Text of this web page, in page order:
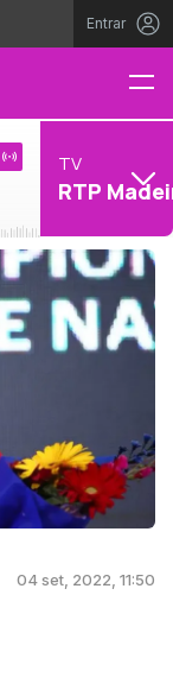
Entrar
TV
RTP
04 set, 2022, 11:50